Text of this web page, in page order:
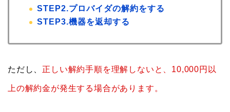
STEP2.プロバイダの解約をする
STEP3.機器を返却する
ただし、 正しい解約手順を理解しないと、10,000円以
上の解約金が発生する場合があります。